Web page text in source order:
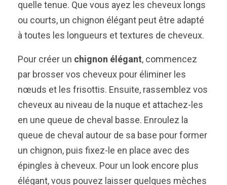
quelle tenue. Que vous ayez les cheveux longs
ou courts, un chignon élégant peut être adapté
à toutes les longueurs et textures de cheveux.
Pour créer un chignon élégant, commencez
par brosser vos cheveux pour éliminer les
nœuds et les frisottis. Ensuite, rassemblez vos
cheveux au niveau de la nuque et attachez-les
en une queue de cheval basse. Enroulez la
queue de cheval autour de sa base pour former
un chignon, puis fixez-le en place avec des
épingles à cheveux. Pour un look encore plus
élégant, vous pouvez laisser quelques mèches